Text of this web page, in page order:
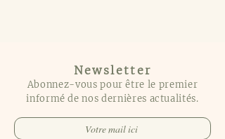
Newsletter
Abonnez-vous pour être le premier
informé de nos dernières actualités.